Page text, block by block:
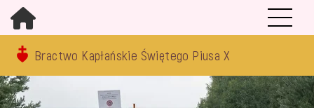
Bractwo Kapłańskie Świętego Piusa X